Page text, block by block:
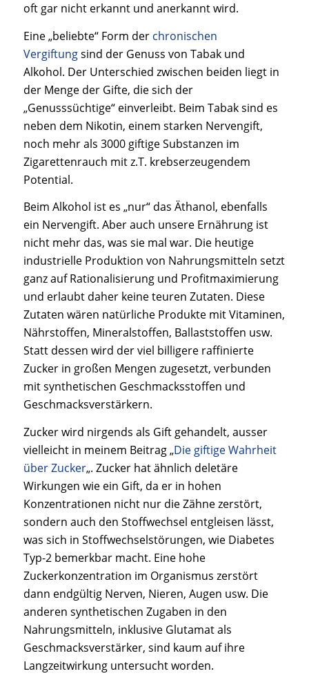
oft gar nicht erkannt und anerkannt wird.
Eine „beliebte“ Form der chronischen
Vergiftungsind der Genuss von Tabak und
Alkohol. Der Unterschied zwischen beiden liegt in
der Menge der Gifte, die sich der
„Genusssüchtige“ einverleibt. Beim Tabak sind es
neben dem Nikotin, einem starken Nervengift,
noch mehr als 3000 giftige Substanzen im
Zigarettenrauch mit z.T. krebserzeugendem
Potential.
Beim Alkohol ist es „nur“ das Äthanol, ebenfalls
ein Nervengift. Aber auch unsere Ernährung ist
nicht mehr das, was sie mal war. Die heutige
industrielle Produktion von Nahrungsmitteln setzt
ganz auf Rationalisierung und Profitmaximierung
und erlaubt daher keine teuren Zutaten. Diese
Zutaten wären natürliche Produkte mit Vitaminen,
Nährstoffen, Mineralstoffen, Ballaststoffen usw.
Statt dessen wird der viel billigere raffinierte
Zucker in großen Mengen zugesetzt, verbunden
mit synthetischen Geschmacksstoffen und
Geschmacksverstärkern.
Zucker wird nirgends als Gift gehandelt, ausser
vielleicht in meinem Beitrag „Die giftige Wahrheit
über Zucker„. Zucker hat ähnlich deletäre
Wirkungen wie ein Gift, da er in hohen
Konzentrationen nicht nur die Zähne zerstört,
sondern auch den Stoffwechsel entgleisen lässt,
was sich in Stoffwechselstörungen, wie Diabetes
Typ-2 bemerkbar macht. Eine hohe
Zuckerkonzentration im Organismus zerstört
dann endgültig Nerven, Nieren, Augen usw. Die
anderen synthetischen Zugaben in den
Nahrungsmitteln, inklusive Glutamat als
Geschmacksverstärker, sind kaum auf ihre
Langzeitwirkung untersucht worden.